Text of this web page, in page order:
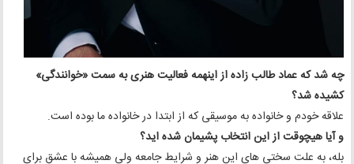
چه شد که عماد طالب زاده از اینهمه فعالیت هنری به سمت «خوانندگی»
کشیده شد؟
علاقه خودم و خانواده به موسیقی که از ابتدا در خانواده ما بوده است.
و آیا هیچوقت از این انتخاب پشیمان شده اید؟‌
بله، به علت سختی های این هنر و شرایط جامعه ولی همیشه با عشق برای